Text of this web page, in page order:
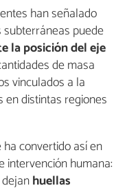
han señalado
puede
la posición del eje
de masa
vinculados a la
distintas regiones
convertido así en
intervención humana:
huellas